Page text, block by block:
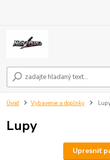
Úvod Vybavenie a doplnky
Lupy
Upresniť